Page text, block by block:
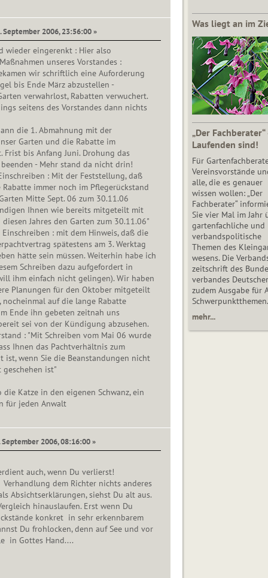
September 2006, 23:56:00 »
wieder eingerenkt : Hier also
unseres Vorstandes :
wir schriftlich eine Auforderung
bis Ende März abzustellen -
verwahrlost, Rabatten verwuchert.
seitens des Vorstandes dann nichts
die 1. Abmahnung mit der
Garten und die Rabatte im
Frist bis Anfang Juni. Drohung das
- Mehr stand da nicht drin!
: Mit der Feststellung, daß
immer noch im Pflegerückstand
Mitte Sept. 06 zum 30.11.06
Ihnen wie bereits mitgeteilt mit
Jahres den Garten zum 30.11.06"
: mit dem Hinweis, daß die
spätestens am 3. Werktag
hätte sein müssen. Weiterhin habe ich
Schreiben dazu aufgefordert in
ihm einfach nicht gelingen). Wir haben
Planungen für den Oktober mitgeteilt
nocheinmal auf die lange Rabatte
Ende ihn gebeten zeitnah uns
sei von der Kündigung abzusehen.
: "Mit Schreiben vom Mai 06 wurde
Ihnen das Pachtverhältnis zum
ist, wenn Sie die Beanstandungen nicht
geschehen ist"
Katze in den eigenen Schwanz, ein
für jeden Anwalt
September 2006, 08:16:00 »
auch, wenn Du verlierst!
dem Richter nichts anderes
Absichtserklärungen, siehst Du alt aus.
hinauslaufen. Erst wenn Du
konkret in sehr erkennbarem
Du frohlocken, denn auf See und vor
in Gottes Hand....
Was liegt an im
„Der
Laufenden sind!
Für
Vereinsvorstände
alle, die es genauer
wissen wollen: „Der
Fachberater“
Sie vier Mal im Jahr
gartenfachliche und
verbandspolitische
Themen des
wesens. Die
zeit­schrift des
ver­ban­des
zudem Ausgabe für
Schwer­punkt­the­men.
mehr...